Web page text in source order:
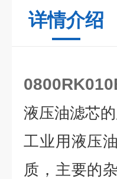
详情介绍
液压油滤芯的
工业用液压
质，主要的